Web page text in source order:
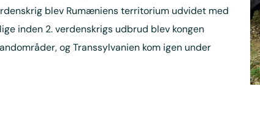
blev Rumæniens territorium udvidet med
inden 2. verdenskrigs udbrud blev kongen
og Transsylvanien kom igen under